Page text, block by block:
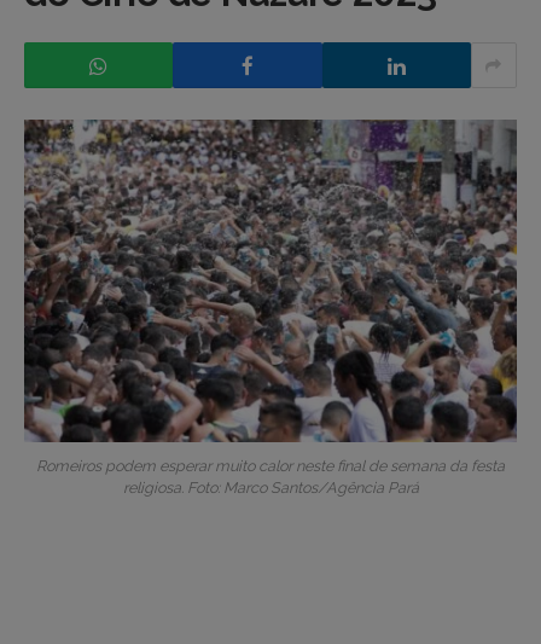
Romeiros podem esperar muito calor neste final de semana da festa
religiosa. Foto: Marco Santos/Agência Pará